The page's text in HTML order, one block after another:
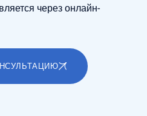
через онлайн-